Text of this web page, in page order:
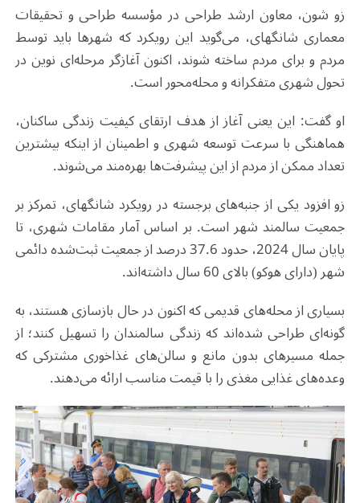
زو شون، معاون ارشد طراحی در مؤسسه طراحی و تحقیقات
معماری شانگهای، می‌گوید این رویکرد که شهرها باید توسط
مردم و برای مردم ساخته شوند، اکنون آغازگر مرحله‌ای نوین در
تحول شهری متفکرانه و محله‌‌محور است.
او گفت: این یعنی آغاز از هدف ارتقای کیفیت زندگی ساکنان،
هماهنگی با سرعت توسعه شهری و اطمینان از اینکه بیشترین
تعداد ممکن از مردم از این پیشرفت‌ها بهره‌مند می‌شوند.
زو افزود یکی از جنبه‌های برجسته در رویکرد شانگهای، تمرکز بر
جمعیت سالمند شهر است. بر اساس آمار مقامات شهری، تا
پایان سال 2024، حدود 37.6 درصد از جمعیت ثبت‌شده دائمی
شهر (دارای هوکو) بالای 60 سال داشته‌اند.
بسیاری از محله‌های قدیمی که اکنون در حال بازسازی هستند، به
گونه‌ای طراحی شده‌اند که زندگی سالمندان را تسهیل کنند؛ از
جمله مسیرهای بدون مانع و سالن‌های غذاخوری مشترکی که
وعده‌های غذایی مغذی را با قیمت مناسب ارائه می‌دهند.